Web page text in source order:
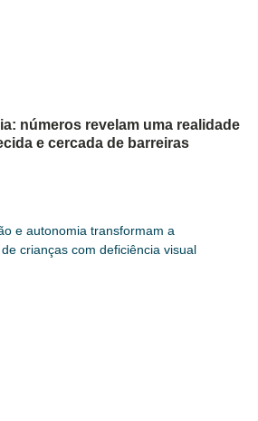
números revelam uma realidade
e cercada de barreiras